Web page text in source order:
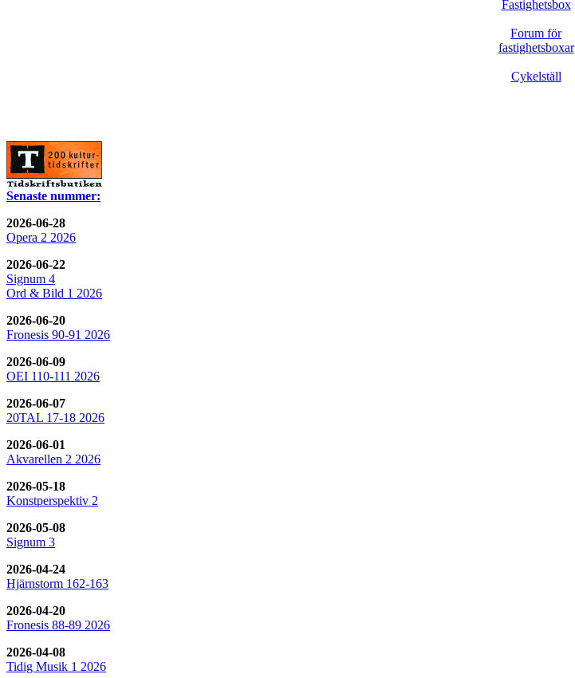
Fastighetsbox
Forum för
fastighetsboxar
Cykelställ
Senaste nummer:
2026-06-28
Opera 2 2026
2026-06-22
Signum 4
Ord & Bild 1 2026
2026-06-20
Fronesis 90-91 2026
2026-06-09
OEI 110-111 2026
2026-06-07
20TAL 17-18 2026
2026-06-01
Akvarellen 2 2026
2026-05-18
Konstperspektiv 2
2026-05-08
Signum 3
2026-04-24
Hjärnstorm 162-163
2026-04-20
Fronesis 88-89 2026
2026-04-08
Tidig Musik 1 2026